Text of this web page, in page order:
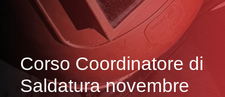
Corso Coordinatore di
Saldatura novembre